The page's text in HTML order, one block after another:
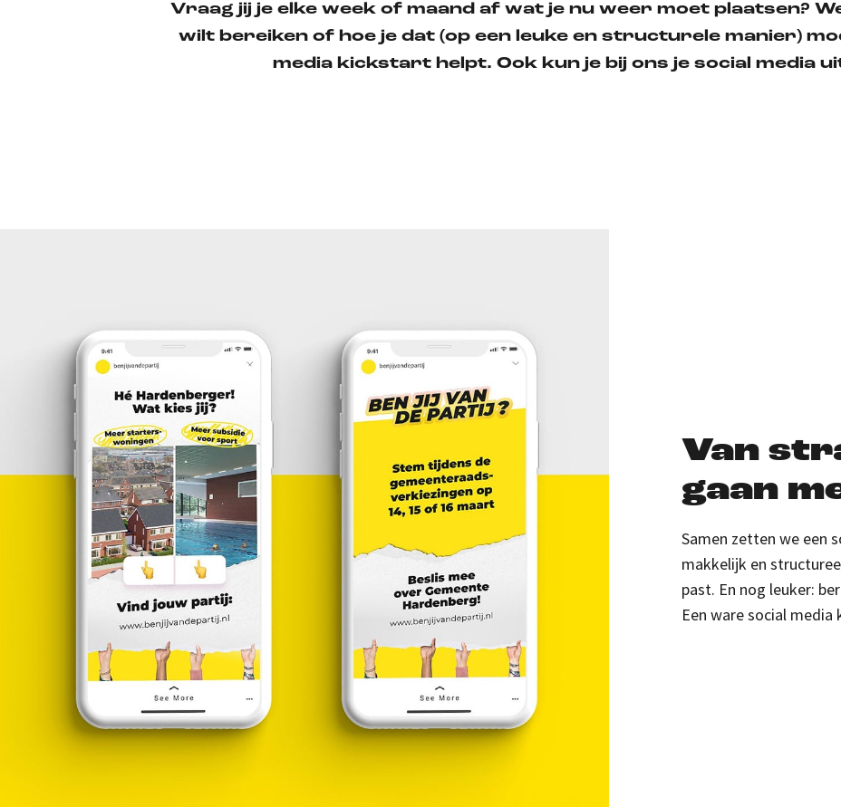
Vraag jij je elke week of maand af wat je nu weer moet plaatsen?
wilt bereiken of hoe je dat (op een leuke en structurele manier)
media kickstart helpt. Ook kun je bij ons je social media
Van
gaan
Samen zetten we een
makkelijk en
past. En nog leuker:
Een ware social